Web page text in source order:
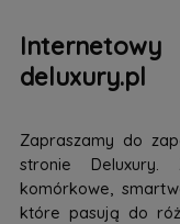
deluxury.pl
Zapraszamy do
stronie Deluxury.
komórkowe,
które pasują do